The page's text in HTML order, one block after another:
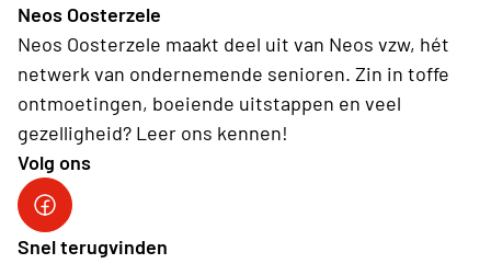
Neos Oosterzele
Neos Oosterzele maakt deel uit van Neos vzw, hét
netwerk van ondernemende senioren. Zin in toffe
ontmoetingen, boeiende uitstappen en veel
gezelligheid? Leer ons kennen!
Volg ons
Neos DiNA
Snel terugvinden